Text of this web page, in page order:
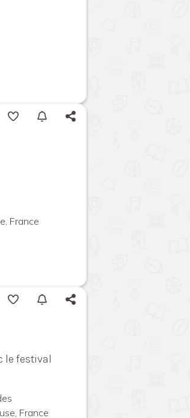
France
le festival
France